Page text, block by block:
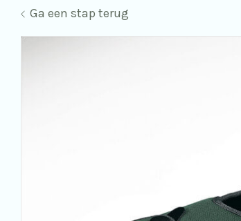
Ga een stap terug